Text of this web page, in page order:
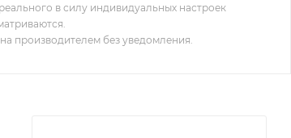
в силу индивидуальных настроек
производителем без уведомления.